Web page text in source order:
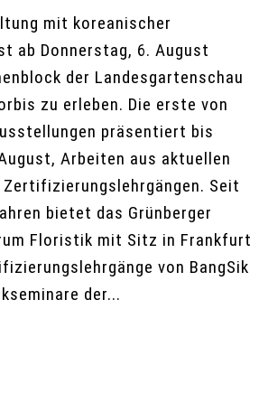
mit koreanischer
ab Donnerstag, 6. August
der Landesgartenschau
zu erleben. Die erste von
präsentiert bis
Arbeiten aus aktuellen
Seit
bietet das Grünberger
Floristik mit Sitz in Frankfurt
von BangSik
der...